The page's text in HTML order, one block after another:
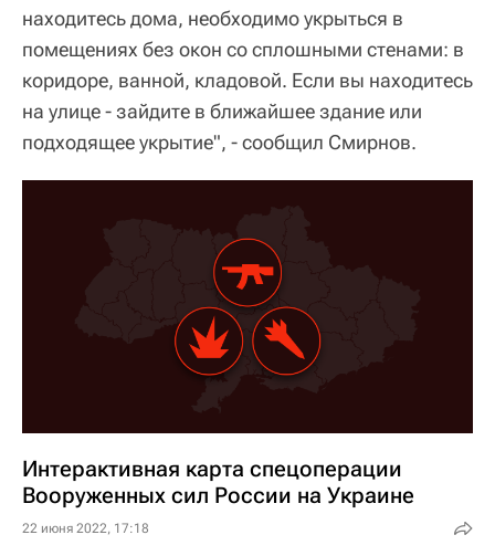
находитесь дома, необходимо укрыться в
помещениях без окон со сплошными стенами: в
коридоре, ванной, кладовой. Если вы находитесь
на улице - зайдите в ближайшее здание или
подходящее укрытие", - сообщил Смирнов.
Интерактивная карта спецоперации
Вооруженных сил России на Украине
22 июня 2022, 17:18